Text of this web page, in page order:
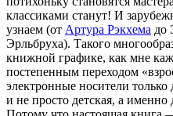
классиками станут! И
узнаем (от Артура Рэкхема до
Эрльбруха). Такого
книжной графике, как мне
постепенным переходом
электронные носители только
и не просто детская, а именно